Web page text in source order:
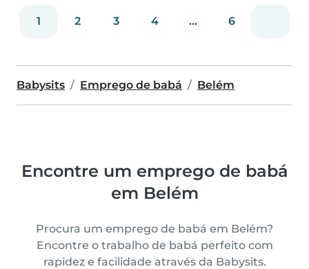
1 2 3 4 ... 6
Babysits Emprego de babá Belém
Encontre um emprego de babá
em Belém
Procura um emprego de babá em Belém?
Encontre o trabalho de babá perfeito com
rapidez e facilidade através da Babysits.